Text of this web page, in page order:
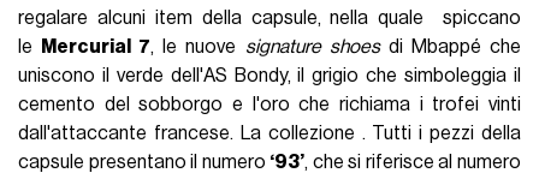
regalare alcuni item della capsule, nella quale spiccano
le
Mercurial 7, le nuove signature shoesdi Mbappé che
uniscono il verde dell'AS Bondy, il grigio che simboleggia il
cemento del sobborgo e l'oro che richiama i trofei vinti
dall'attaccante francese. La collezione . Tutti i pezzi della
capsule presentano il numero ‘93’, che si riferisce al numero